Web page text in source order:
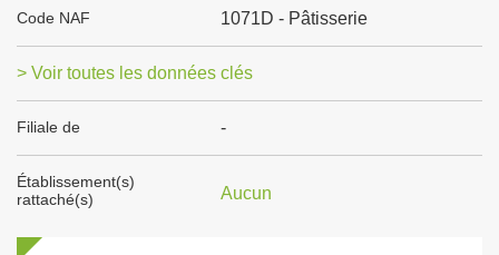
Code NAF 1071D - Pâtisserie
> Voir toutes les données clés
Filiale de -
Établissement(s)
rattaché(s)
Aucun